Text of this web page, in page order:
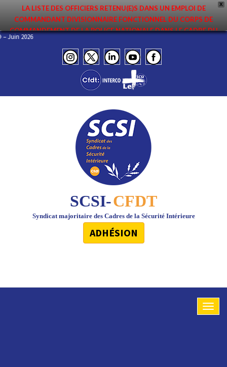
X
LA LISTE DES OFFICIERS RETENU(E)S DANS UN EMPLOI DE
COMMANDANT DIVISIONNAIRE FONCTIONNEL DU CORPS DE
COMMANDEMENT DE LA POLICE NATIONALE DANS LE CADRE DU
PREMIER MOUVEMENT 2026 A ÉTÉ DIFFUSÉE. ELLE EST DISPONIBLE EN
PAGES PROTÉGÉES DU SITE. FÉLICITATIONS AUX NOMMÉ(E)S !
– Juin 2026
SCSI-CFDT
Syndicat majoritaire des Cadres de la Sécurité Intérieure
ADHÉSION